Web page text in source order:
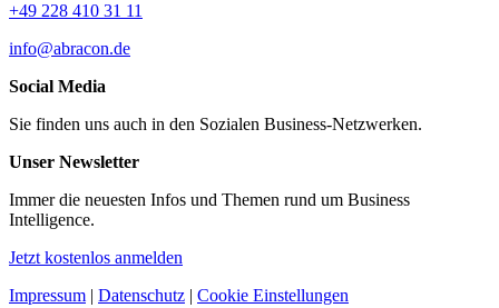
+49 228 410 31 11
info@abracon.de
Social Media
Sie finden uns auch in den Sozialen Business-Netzwerken.
Unser Newsletter
Immer die neuesten Infos und Themen rund um Business
Intelligence.
Jetzt kostenlos anmelden
Impressum | Datenschutz | Cookie Einstellungen